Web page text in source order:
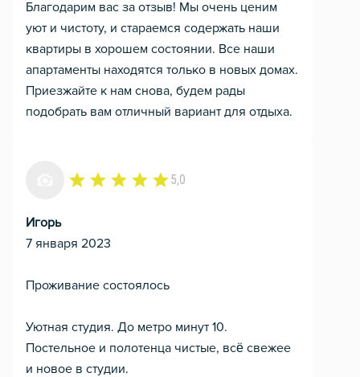
Благодарим вас за отзыв! Мы очень ценим
уют и чистоту, и стараемся содержать наши
квартиры в хорошем состоянии. Все наши
апартаменты находятся только в новых домах.
Приезжайте к нам снова, будем рады
подобрать вам отличный вариант для отдыха.
5,0
Игорь
7 января 2023
Проживание состоялось
Уютная студия. До метро минут 10.
Постельное и полотенца чистые, всё свежее
и новое в студии.